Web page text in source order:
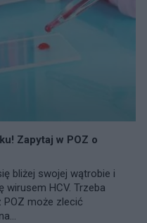
Zapytaj w POZ o
bliżej swojej wątrobie i
wirusem HCV. Trzeba
POZ może zlecić